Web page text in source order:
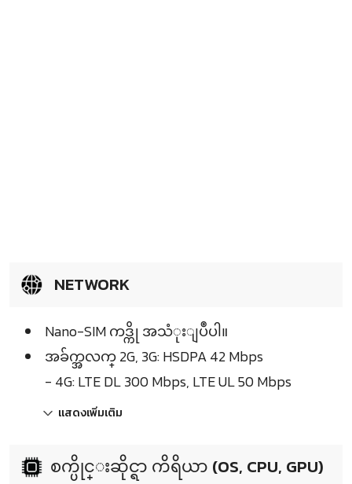
NETWORK
Nano-SIM ကဒ္ကို အသံုးျပဳပါ။
အခ်က္အလက္ 2G, 3G: HSDPA 42 Mbps
- 4G: LTE DL 300 Mbps, LTE UL 50 Mbps
แสดงเพิ่มเติม
စက္ပိုင္းဆိုင္ရာ ကိရိယာ (OS, CPU, GPU)